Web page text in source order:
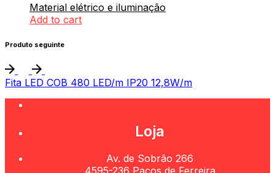
Material elétrico e iluminação
Add to cart
Produto seguinte
Fita LED COB 480 LED/m IP20 12,8W/m
Loja
Av. de Sobrão 266